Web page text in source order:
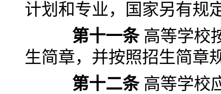
计划和专业，国家另有规
第十一条高等学校
生简章，并按照招生简章
第十二条高等学校